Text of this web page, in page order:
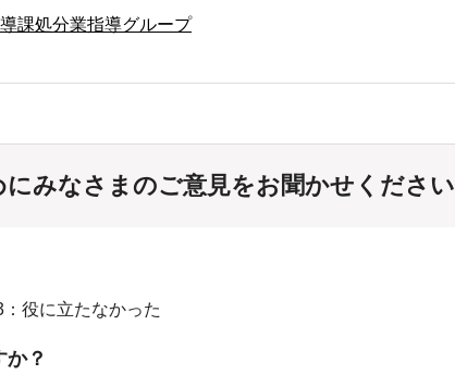
課処分業指導グループ
みなさまのご意見をお聞かせください
：役に立たなかった
？